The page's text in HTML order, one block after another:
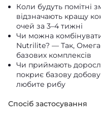
Коли будуть помітні
відзначають кращу
очей за 3–4 тижні
Чи можна
Nutrilite? — Так,
базових комплексів
Чи приймають
покриє базову
любите рибу
Спосіб застосування